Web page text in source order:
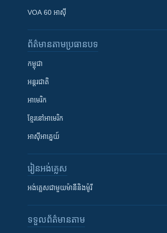
VOA 60 អាស៊ី
ព័ត៌មាន​តាមប្រធានបទ​
កម្ពុជា
អន្តរជាតិ
អាមេរិក
ខ្មែរ​នៅអាមេរិក
អាស៊ីអាគ្នេយ៍
រៀន​​អង់គ្លេស
អង់គ្លេស​ជាមួយ​ម៉ានី​និង​ម៉ូរី
ទទួល​ព័ត៌មាន​តាម